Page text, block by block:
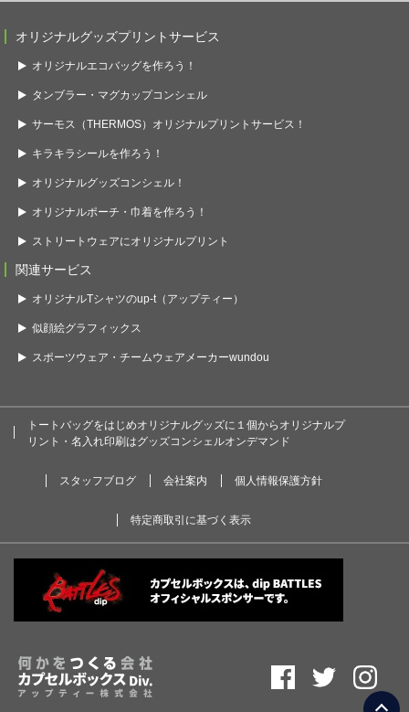
オリジナルグッズプリントサービス
オリジナルエコバッグを作ろう！
タンブラー・マグカップコンシェル
サーモス（THERMOS）オリジナルプリントサービス！
キラキラシールを作ろう！
オリジナルグッズコンシェル！
オリジナルポーチ・巾着を作ろう！
ストリートウェアにオリジナルプリント
関連サービス
オリジナルTシャツのup-t（アップティー）
似顔絵グラフィックス
スポーツウェア・チームウェアメーカーwundou
トートバッグをはじめオリジナルグッズに１個からオリジナルプ
リント・名入れ印刷はグッズコンシェルオンデマンド
スタッフブログ 会社案内 個人情報保護方針
特定商取引に基づく表示